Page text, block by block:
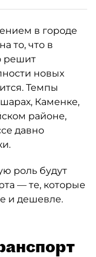
в городе
то, что в
решит
новых
Темпы
Каменке,
районе,
давно
роль будут
— те, которые
и дешевле.